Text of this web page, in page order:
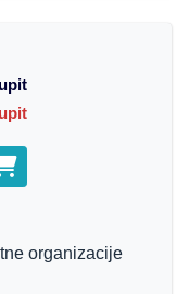
organizacije